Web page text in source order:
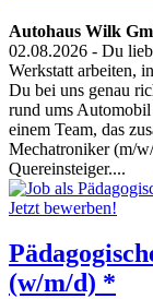
Autohaus Wilk
02.08.2026 - Du
Werkstatt arbeiten,
Du bei uns genau
rund ums
einem Team, das
Mechatroniker (m/
Quereinsteiger....
(w/m/d) *